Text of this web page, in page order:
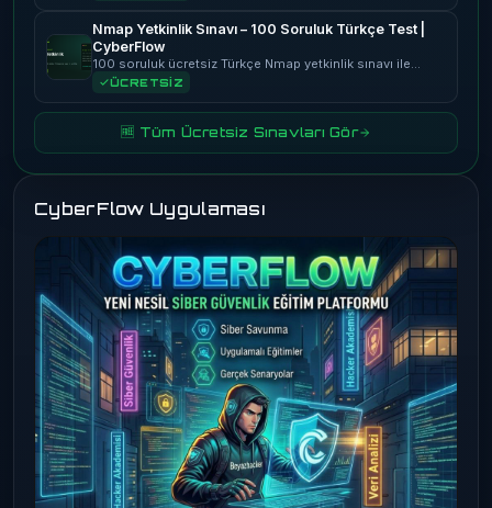
Nmap Yetkinlik Sınavı – 100 Soruluk Türkçe Test |
CyberFlow
100 soruluk ücretsiz Türkçe Nmap yetkinlik sınavı ile…
ÜCRETSİZ
🆓 Tüm Ücretsiz Sınavları Gör
CyberFlow Uygulaması